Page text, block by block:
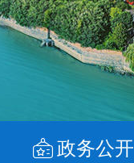
政务公开